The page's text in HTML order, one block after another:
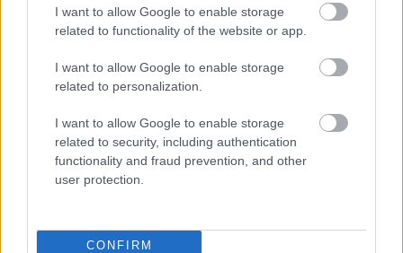
I want to allow Google to enable storage
related to functionality of the website or app.
I want to allow Google to enable storage
related to personalization.
I want to allow Google to enable storage
related to security, including authentication
functionality and fraud prevention, and other
user protection.
CONFIRM